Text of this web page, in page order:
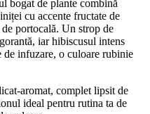
bogat de plante combină
cu accente fructate de
portocală. Un strop de
iar hibiscusul intens
infuzare, o culoare rubinie
aromat, complet lipsit de
ideal pentru rutina ta de